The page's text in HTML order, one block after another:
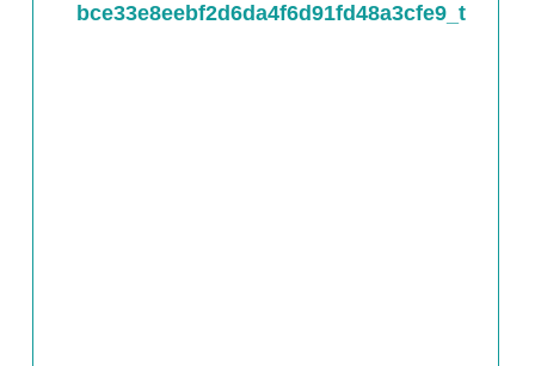
bce33e8eebf2d6da4f6d91fd48a3cfe9_t